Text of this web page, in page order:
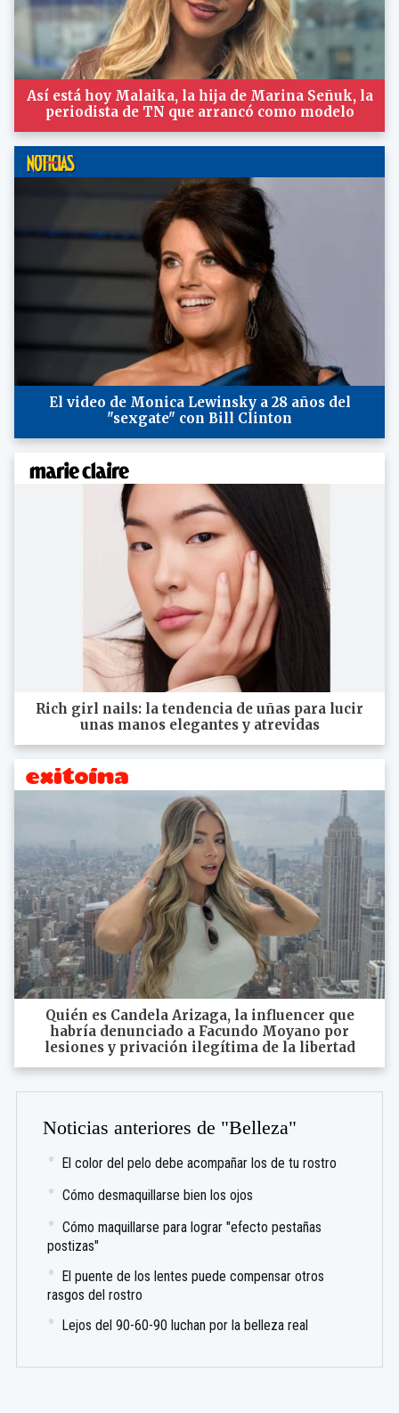
Así está hoy Malaika, la hija de Marina Señuk, la
periodista de TN que arrancó como modelo
El video de Monica Lewinsky a 28 años del
"sexgate" con Bill Clinton
Rich girl nails: la tendencia de uñas para lucir
unas manos elegantes y atrevidas
Quién es Candela Arizaga, la influencer que
habría denunciado a Facundo Moyano por
lesiones y privación ilegítima de la libertad
Noticias anteriores de "Belleza"
El color del pelo debe acompañar los de tu rostro
Cómo desmaquillarse bien los ojos
Cómo maquillarse para lograr "efecto pestañas
postizas"
El puente de los lentes puede compensar otros
rasgos del rostro
Lejos del 90-60-90 luchan por la belleza real